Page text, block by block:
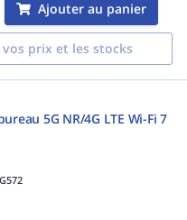
Ajouter au panier
prix et les stocks
5G NR/4G LTE Wi-Fi 7